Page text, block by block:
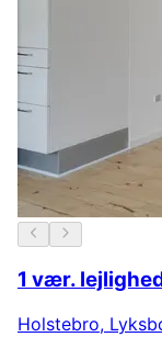
1 vær.
Holstebro,